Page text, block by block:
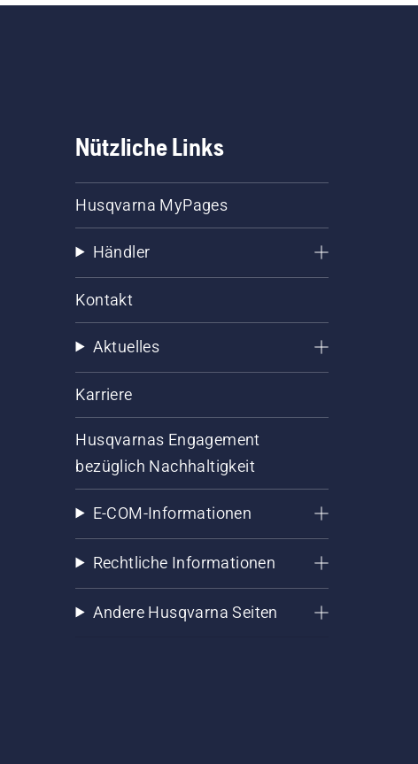
Nützliche Links
Husqvarna MyPages
Händler
Kontakt
Aktuelles
Karriere
Husqvarnas Engagement
bezüglich Nachhaltigkeit
E-COM-Informationen
Rechtliche Informationen
Andere Husqvarna Seiten